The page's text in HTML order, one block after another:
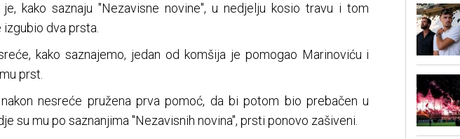
je, kako saznaju "Nezavisne novine", u nedjelju kosio travu i tom
dva prsta.
kako saznajemo, jedan od komšija je pomogao Marinoviću i
prst.
nesreće pružena prva pomoć, da bi potom bio prebačen u
su mu po saznanjima "Nezavisnih novina", prsti ponovo zašiveni.